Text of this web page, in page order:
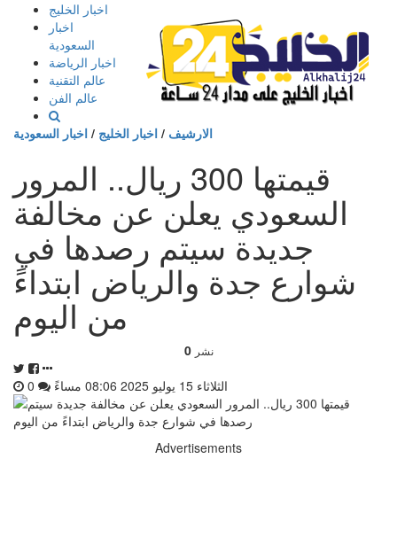
إذهب
المحتوى
اخبار الخليج
اخبار
السعودية
اخبار الرياضة
عالم التقنية
عالم الفن
الارشيف / اخبار الخليج / اخبار السعودية
قيمتها 300 ريال.. المرور
السعودي يعلن عن مخالفة
جديدة سيتم رصدها في
شوارع جدة والرياض ابتداءً
من اليوم
0 نشر
الثلاثاء 15 يوليو 2025 08:06 مساءً
Advertisements